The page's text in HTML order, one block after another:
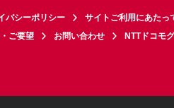
バシーポリシー サイトご利用にあたっ
ご要望 お問い合わせ NTTドコモ